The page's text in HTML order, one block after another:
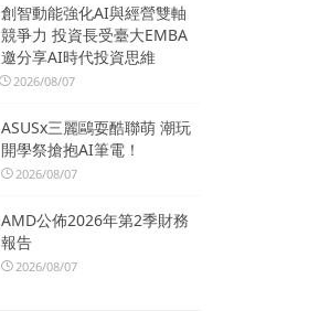
創智動能強化AI與經營雙軸
競爭力 投資長受臺大EMBA
邀分享AI時代投資思維
2026/08/07
ASUSx三麗鷗耍酷聯萌 潮玩
開學祭搶抱AI筆電！
2026/08/07
AMD公佈2026年第2季財務
報告
2026/08/07